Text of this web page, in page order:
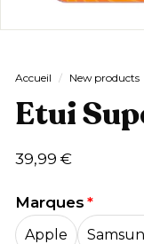
Accueil / New products
Etui
Prix
39,99 €39,99
Marques
Apple